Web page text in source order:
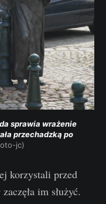
sprawia wrażenie
przechadzką po
jc)
korzystali przed
im służyć.